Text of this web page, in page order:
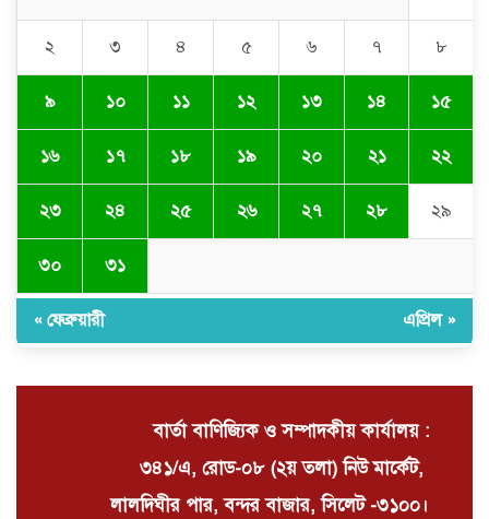
অবৈধ বালু উত্তোলনের অভিযোগে ২১টি
ড্রেজার জব্দ, ৯ জন আটক
কমিশনার সারোয়ার মুর্শেদ শামীম, গার্ড
২ ৩ ৪ ৫ ৬ ৭ ৮
৯ ১০ ১১ ১২ ১৩ ১৪ ১৫
১৬ ১৭ ১৮ ১৯ ২০ ২১ ২২
২৩ ২৪ ২৫ ২৬ ২৭ ২৮ ২৯
৩০ ৩১
« ফেব্রুয়ারী এপ্রিল »
বার্তা বাণিজ্যিক ও সম্পাদকীয় কার্যালয় :
৩৪১/এ, রোড-০৮ (২য় তলা) নিউ মার্কেট,
লালদিঘীর পার, বন্দর বাজার, সিলেট -৩১০০।